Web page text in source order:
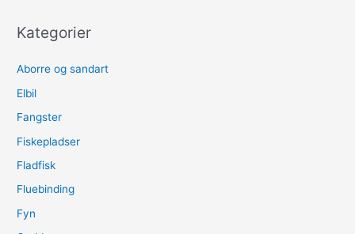
og
Kategorier
Aborre og sandart
Elbil
Fangster
Fiskepladser
Fladfisk
Fluebinding
Fyn